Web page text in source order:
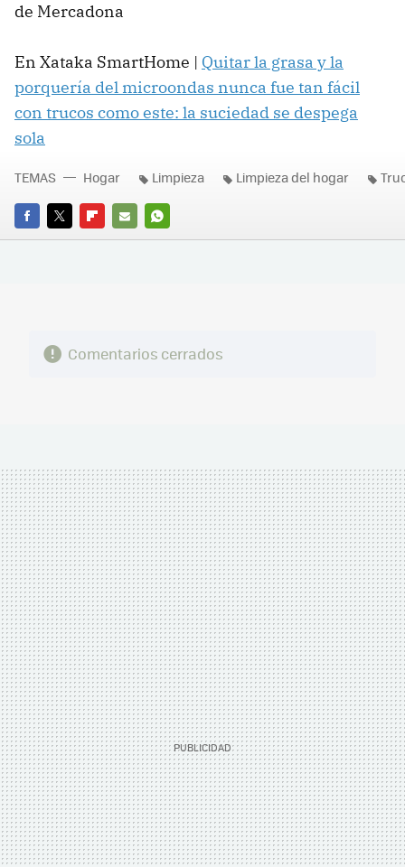
de Mercadona
En Xataka SmartHome | Quitar la grasa y la
porquería del microondas nunca fue tan fácil
con trucos como este: la suciedad se despega
sola
FACEBOOK
TWITTERFLIPBOARD
E-
WHATSAPP
TEMAS Hogar Limpieza Limpieza del hogar
Comentarios cerrados